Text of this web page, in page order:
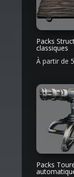
Packs
classiques
À partir de
Packs